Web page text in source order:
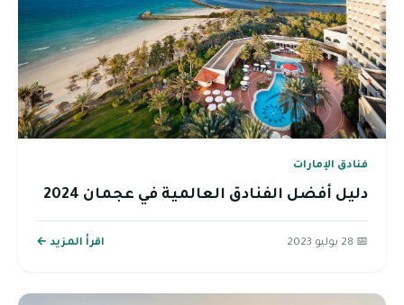
فنادق الإمارات
دليل أفضل الفنادق العالمية في عجمان 2024
📅 28 يوليو 2023 اقرأ المزيد ←